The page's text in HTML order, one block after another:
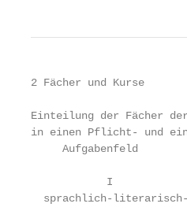
2 Fächer und Kurse
Einteilung der Fächer
in einen Pflicht- und
Aufgabenfeld
I
sprachlich-